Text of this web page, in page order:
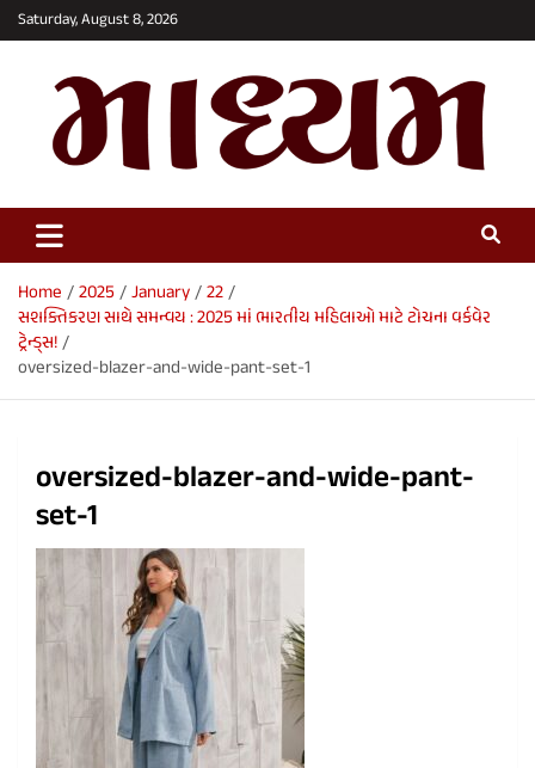
Skip
to
Saturday, August 8, 2026
Maadhyam News – Latest News,
Breaking News and Editorials
Home 2025 January
22
સશક્તિકરણ સાથે સમન્વય : 2025 માં ભારતીય મહિલાઓ માટે ટોચના વર્કવેર
ટ્રેન્ડ્સ!
oversized-blazer-and-wide-pant-set-1
oversized-blazer-and-wide-pant-
set-1